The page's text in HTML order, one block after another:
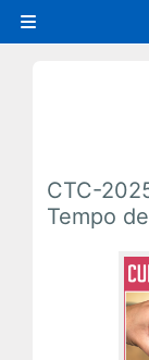
Painel lateral
CTC-
Tempo